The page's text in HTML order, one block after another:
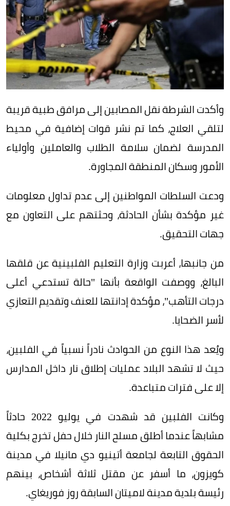
وأكدت الشرطة نقل المصابين إلى مرافق طبية قريبة
لتلقي العلاج، كما تم نشر قوات إضافية في محيط
المدرسة لضمان سلامة الطلاب والعاملين وأولياء
الأمور وسكان المنطقة المجاورة.
ودعت السلطات المواطنين إلى عدم تداول معلومات
غير مؤكدة بشأن الحادثة، وحثتهم على التعاون مع
جهات التحقيق.
من جانبها، أعربت وزارة التعليم الفلبينية عن قلقها
البالغ، ووصفت الواقعة بأنها "حالة تستدعي أعلى
درجات التأهب"، مؤكدة إدانتها للعنف وتقديم التعازي
لأسر الضحايا.
ويُعد هذا النوع من الحوادث نادراً نسبياً في الفلبين،
حيث لا تشهد البلاد عمليات إطلاق نار داخل المدارس
إلا على فترات متباعدة.
وكانت الفلبين قد شهدت في يوليو 2022 حادثاً
مشابهاً عندما أطلق مسلح النار خلال حفل تخرج بكلية
الحقوق التابعة لجامعة أتينيو دي مانيلا في مدينة
كويزون، ما أسفر عن مقتل ثلاثة أشخاص، بينهم
رئيسة بلدية مدينة لاميتان السابقة روز فوريغاي.